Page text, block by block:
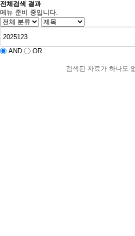
전체검색 결과
메뉴 준비 중입니다.
AND
OR
검색된 자료가 하나도